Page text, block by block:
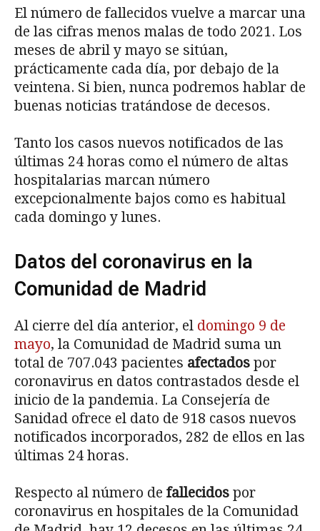
El número de fallecidos vuelve a marcar una
de las cifras menos malas de todo 2021. Los
meses de abril y mayo se sitúan,
prácticamente cada día, por debajo de la
veintena. Si bien, nunca podremos hablar de
buenas noticias tratándose de decesos.
Tanto los casos nuevos notificados de las
últimas 24 horas como el número de altas
hospitalarias marcan número
excepcionalmente bajos como es habitual
cada domingo y lunes.
Datos del coronavirus en la
Comunidad de Madrid
Al cierre del día anterior, el domingo 9 de
mayo, la Comunidad de Madrid suma un
total de 707.043 pacientes afectados por
coronavirus en datos contrastados desde el
inicio de la pandemia. La Consejería de
Sanidad ofrece el dato de 918 casos nuevos
notificados incorporados, 282 de ellos en las
últimas 24 horas.
Respecto al número de fallecidos por
coronavirus en hospitales de la Comunidad